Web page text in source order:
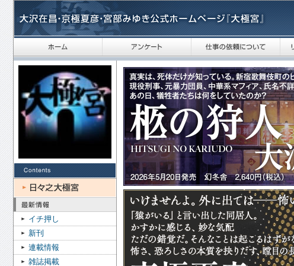
イチ押し
新刊
連載情報
雑誌掲載